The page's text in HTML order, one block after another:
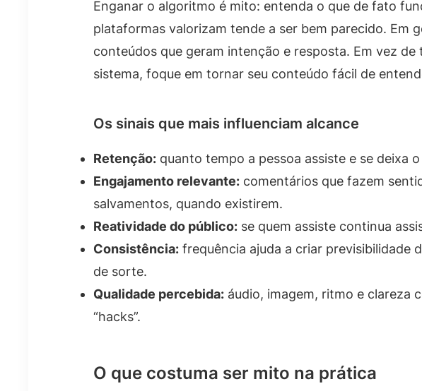
Enganar o algoritmo é mito: entenda o que de fato
plataformas valorizam tende a ser bem parecido. Em
conteúdos que geram intenção e resposta. Em vez
sistema, foque em tornar seu conteúdo fácil de
Os sinais que mais influenciam alcance
Retenção: quanto tempo a pessoa assiste e se deixa
Engajamento relevante: comentários que fazem
salvamentos, quando existirem.
Reatividade do público: se quem assiste continua
Consistência: frequência ajuda a criar previsibilidade
de sorte.
Qualidade percebida: áudio, imagem, ritmo e clareza
“hacks”.
O que costuma ser mito na prática